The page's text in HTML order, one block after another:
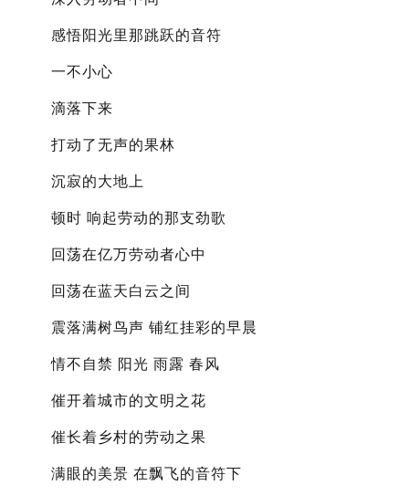
感悟阳光里那跳跃的音符
一不小心
滴落下来
打动了无声的果林
沉寂的大地上
顿时 响起劳动的那支劲歌
回荡在亿万劳动者心中
回荡在蓝天白云之间
震落满树鸟声 铺红挂彩的早晨
情不自禁 阳光 雨露 春风
催开着城市的文明之花
催长着乡村的劳动之果
满眼的美景 在飘飞的音符下